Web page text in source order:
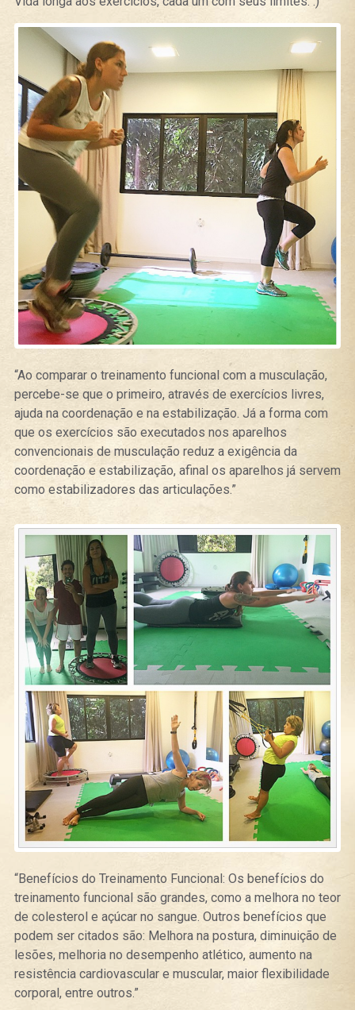
“Ao comparar o treinamento funcional com a musculação,
percebe-se que o primeiro, através de exercícios livres,
ajuda na coordenação e na estabilização. Já a forma com
que os exercícios são executados nos aparelhos
convencionais de musculação reduz a exigência da
coordenação e estabilização, afinal os aparelhos já servem
como estabilizadores das articulações.”
“Benefícios do Treinamento Funcional: Os benefícios do
treinamento funcional são grandes, como a melhora no teor
de colesterol e açúcar no sangue. Outros benefícios que
podem ser citados são: Melhora na postura, diminuição de
lesões, melhoria no desempenho atlético, aumento na
resistência cardiovascular e muscular, maior flexibilidade
corporal, entre outros.”